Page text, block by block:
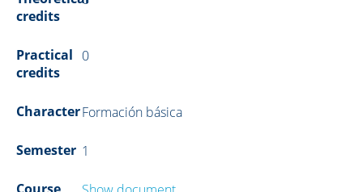
credits
Practical
credits
0
CharacterFormación básica
Semester 1